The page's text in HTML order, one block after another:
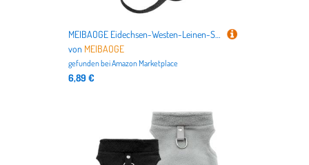
MEIBAOGE Eidechsen-Westen-Leinen-Set, weich und bequem, geeignet für Reptilienbesitzer, dehnbare Leine, Schlinge, Camouflage
von MEIBAOGE
gefunden beiAmazon Marketplace
6,89 €